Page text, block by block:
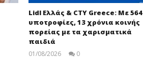
Lidl Ελλάς & CTY Greece: Με 564
υποτροφίες, 13 χρόνια κοινής
πορείας με τα χαρισματικά
παιδιά
01/08/2026
0